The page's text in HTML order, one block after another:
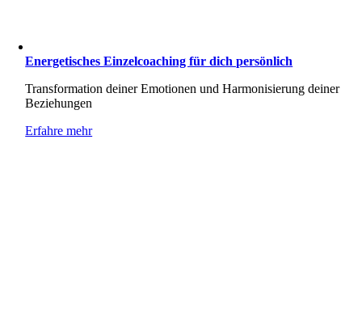
Energetisches Einzelcoaching für dich persönlich
Transformation deiner Emotionen und Harmonisierung deiner
Beziehungen
Erfahre mehr